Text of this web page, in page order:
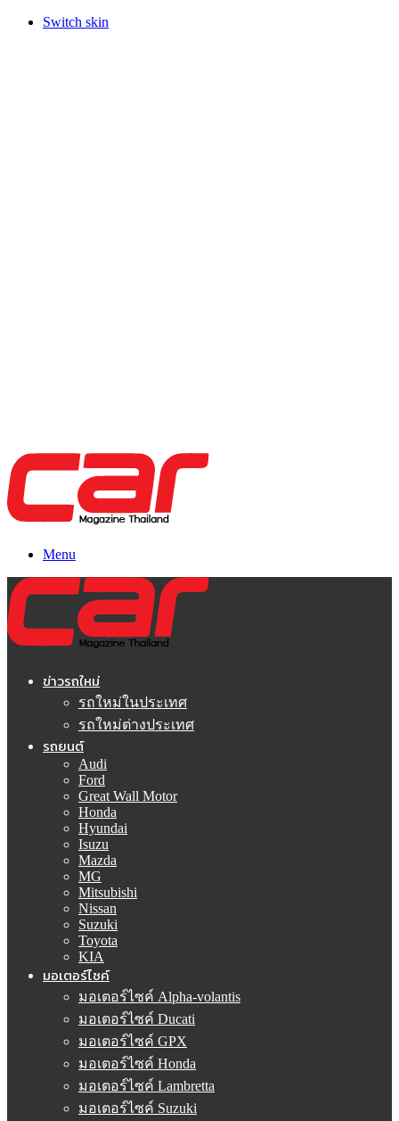
Switch skin
Menu
ข่าวรถใหม่
รถใหม่ในประเทศ
รถใหม่ต่างประเทศ
รถยนต์
Audi
Ford
Great Wall Motor
Honda
Hyundai
Isuzu
Mazda
MG
Mitsubishi
Nissan
Suzuki
Toyota
KIA
มอเตอร์ไซค์
มอเตอร์ไซค์ Alpha-volantis
มอเตอร์ไซค์ Ducati
มอเตอร์ไซค์ GPX
มอเตอร์ไซค์ Honda
มอเตอร์ไซค์ Lambretta
มอเตอร์ไซค์ Suzuki